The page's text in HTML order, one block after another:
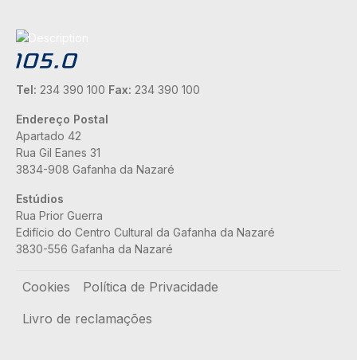
Tel: 234 390 100 Fax: 234 390 100
Endereço Postal
Apartado 42
Rua Gil Eanes 31
3834-908 Gafanha da Nazaré
Estúdios
Rua Prior Guerra
Edifício do Centro Cultural da Gafanha da Nazaré
3830-556 Gafanha da Nazaré
Rodapé
Cookies
Política de Privacidade
Livro de reclamações